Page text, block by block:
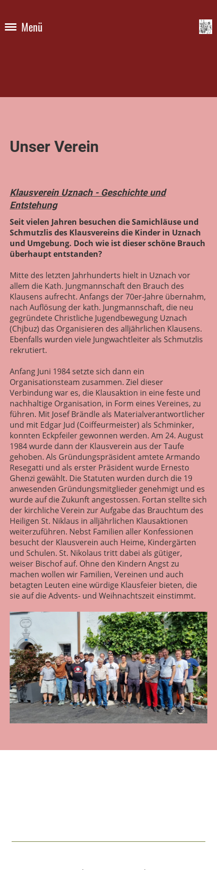
Menü
Unser Verein
Klausverein Uznach - Geschichte und
Entstehung
Seit vielen Jahren besuchen die Samichläuse und
Schmutzlis des Klausvereins die Kinder in Uznach
und Umgebung. Doch wie ist dieser schöne Brauch
überhaupt entstanden?
Mitte des letzten Jahrhunderts hielt in Uznach vor
allem die Kath. Jungmannschaft den Brauch des
Klausens aufrecht. Anfangs der 70er-Jahre übernahm,
nach Auflösung der kath. Jungmannschaft, die neu
gegründete Christliche Jugendbewegung Uznach
(Chjbuz) das Organisieren des alljährlichen Klausens.
Ebenfalls wurden viele Jungwachtleiter als Schmutzlis
rekrutiert.
Anfang Juni 1984 setzte sich dann ein
Organisationsteam zusammen. Ziel dieser
Verbindung war es, die Klausaktion in eine feste und
nachhaltige Organisation, in Form eines Vereines, zu
führen. Mit Josef Brändle als Materialverantwortlicher
und mit Edgar Jud (Coiffeurmeister) als Schminker,
konnten Eckpfeiler gewonnen werden. Am 24. August
1984 wurde dann der Klausverein aus der Taufe
gehoben. Als Gründungspräsident amtete Armando
Resegatti und als erster Präsident wurde Ernesto
Ghenzi gewählt. Die Statuten wurden durch die 19
anwesenden Gründungsmitglieder genehmigt und es
wurde auf die Zukunft angestossen. Fortan stellte sich
der kirchliche Verein zur Aufgabe das Brauchtum des
Heiligen St. Niklaus in alljährlichen Klausaktionen
weiterzuführen. Nebst Familien aller Konfessionen
besucht der Klausverein auch Heime, Kindergärten
und Schulen. St. Nikolaus tritt dabei als gütiger,
weiser Bischof auf. Ohne den Kindern Angst zu
machen wollen wir Familien, Vereinen und auch
betagten Leuten eine würdige Klausfeier bieten, die
sie auf die Advents- und Weihnachtszeit einstimmt.